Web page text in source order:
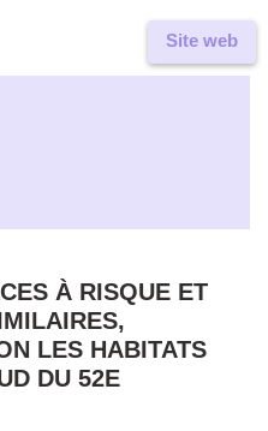
Site web
À RISQUE ET
LES HABITATS
DU 52E